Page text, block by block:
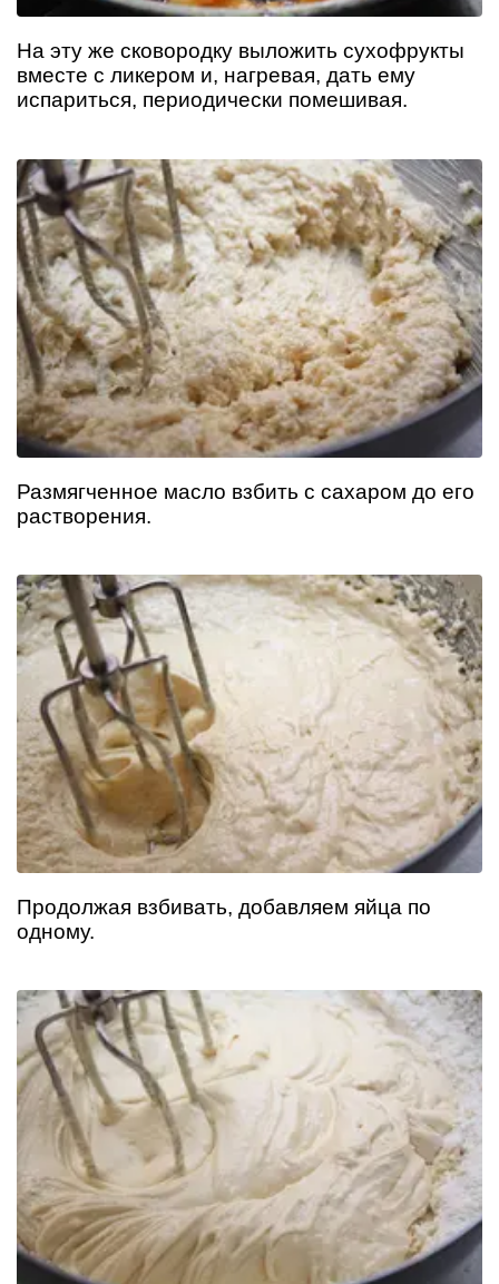
На эту же сковородку выложить сухофрукты
вместе с ликером и, нагревая, дать ему
испариться, периодически помешивая.
Размягченное масло взбить с сахаром до его
растворения.
Продолжая взбивать, добавляем яйца по
одному.